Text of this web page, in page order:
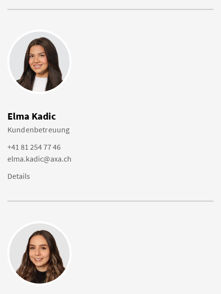
Elma Kadic
Kundenbetreuung
+41 81 254 77 46
elma.kadic@axa.ch
Details